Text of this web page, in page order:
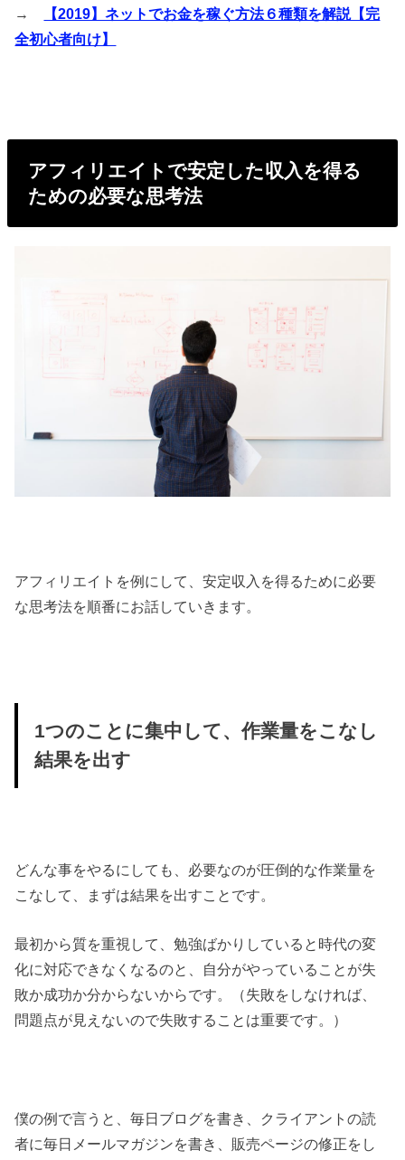
→
【2019】ネットでお金を稼ぐ方法６種類を解説【完
全初心者向け】
アフィリエイトで安定した収入を得る
ための必要な思考法
アフィリエイトを例にして、安定収入を得るために必要
な思考法を順番にお話していきます。
1つのことに集中して、作業量をこなし
結果を出す
どんな事をやるにしても、必要なのが圧倒的な作業量を
こなして、まずは結果を出すことです。
最初から質を重視して、勉強ばかりしていると時代の変
化に対応できなくなるのと、自分がやっていることが失
敗か成功か分からないからです。（失敗をしなければ、
問題点が見えないので失敗することは重要です。）
僕の例で言うと、毎日ブログを書き、クライアントの読
者に毎日メールマガジンを書き、販売ページの修正をし